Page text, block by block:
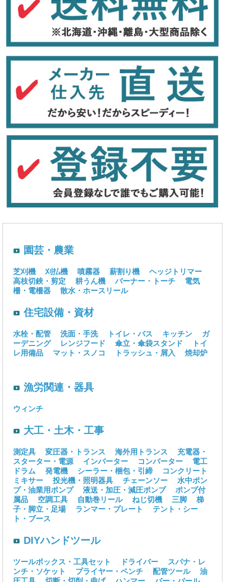
園芸・農業
芝刈機 刈払機 噴霧器 薪割り機
ヘッジトリマー
高枝切鋏・剪定
耕うん機 バーナー・トーチ
電気
柵・電柵器
散水・ホースリール
住宅設備・資材
水栓・配管 洗面・手洗 トイレ・バス キッチン
ガ
ーデニング
レンジフード 傘立・傘袋スタンド
トイ
レ用備品
マット・スノコ トラッシュ・屑入 焼却炉
漁労関連・器具
ウィンチ
大工・土木・工事
測定具 変圧器・トランス 海外用トランス
充電器・
スターター・電源
インバーター コンバーター
電工
ドラム
発電機 シーラー・梱包・引締
コンクリート
ミキサー
投光機・照明器具 チェーンソー
水中ポン
プ・油業用ポンプ
液送・加圧・減圧ポンプ
ポンプ付
属品
空調工具 自動巻リール ねじ切機 三脚
梯
子・脚立・足場
ランマー・プレート
テント・シー
ト・ブース
DIYハンドツール
ツールボックス・工具セット ドライバー
スパナ・レ
ンチ・ソケット
プライヤー・ペンチ 配管ツール
油